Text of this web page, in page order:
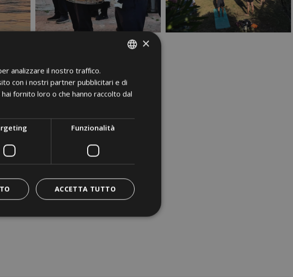
GERMAN
×
analizzare il nostro traffico.
con i nostri partner pubblicitari e di
fornito loro o che hanno raccolto dal
Funzionalità
ACCETTA TUTTO